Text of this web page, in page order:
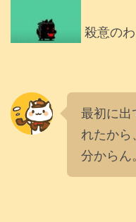
殺意のわ
最初に出
れたから
分からん